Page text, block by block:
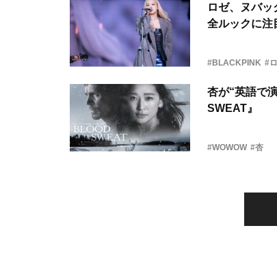
ロゼ、ヌバ
全ルックに注
#BLACKPINK #
杏が“英語で
SWEAT』
#WOWOW #杏